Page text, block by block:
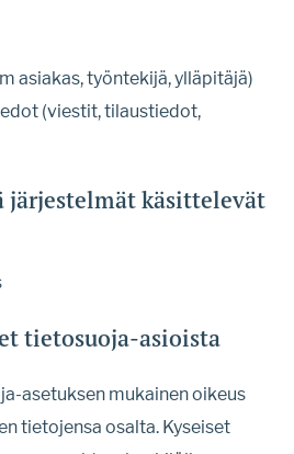
asiakas, työntekijä, ylläpitäjä)
(viestit, tilaustiedot,
järjestelmät käsittelevät
tietosuoja-asioista
asetuksen mukainen oikeus
tietojensa osalta. Kyseiset